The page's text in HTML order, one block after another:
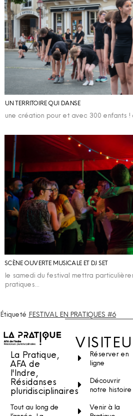
UN TERRITOIRE QUI DANSE
une création pour et avec 300 enfants !
SCÈNE OUVERTE MUSICALE ET DJ SET
le samedi du festival mettra
pratiques…
Étiqueté FESTIVAL EN PRATIQUES #6
La Pratique,
AFA de
l'Indre,
Résidanses
pluridisciplinaires
Tout au long de
Réserver en
ligne
Découvrir
notre histoire
Venir à la